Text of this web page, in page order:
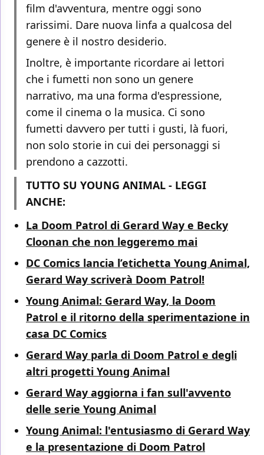
film d'avventura, mentre oggi sono
rarissimi. Dare nuova linfa a qualcosa del
genere è il nostro desiderio.
Inoltre, è importante ricordare ai lettori
che i fumetti non sono un genere
narrativo, ma una forma d'espressione,
come il cinema o la musica. Ci sono
fumetti davvero per tutti i gusti, là fuori,
non solo storie in cui dei personaggi si
prendono a cazzotti.
TUTTO SU YOUNG ANIMAL - LEGGI
ANCHE:
La Doom Patrol di Gerard Way e Becky
Cloonan che non leggeremo mai
DC Comics lancia l’etichetta Young Animal,
Gerard Way scriverà Doom Patrol!
Young Animal: Gerard Way, la Doom
Patrol e il ritorno della sperimentazione in
casa DC Comics
Gerard Way parla di Doom Patrol e degli
altri progetti Young Animal
Gerard Way aggiorna i fan sull'avvento
delle serie Young Animal
Young Animal: l'entusiasmo di Gerard Way
e la presentazione di Doom Patrol